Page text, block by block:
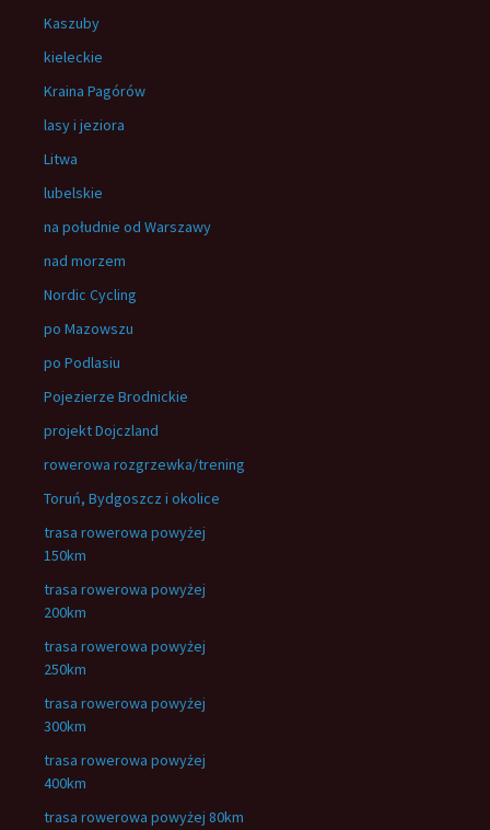
Kaszuby
kieleckie
Kraina Pagórów
lasy i jeziora
Litwa
lubelskie
na południe od Warszawy
nad morzem
Nordic Cycling
po Mazowszu
po Podlasiu
Pojezierze Brodnickie
projekt Dojczland
rowerowa rozgrzewka/trening
Toruń, Bydgoszcz i okolice
trasa rowerowa powyżej
150km
trasa rowerowa powyżej
200km
trasa rowerowa powyżej
250km
trasa rowerowa powyżej
300km
trasa rowerowa powyżej
400km
trasa rowerowa powyżej 80km